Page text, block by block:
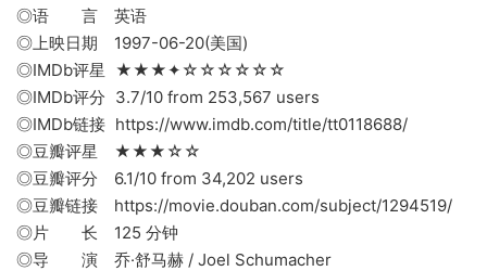
◎语 言 英语
◎上映日期 1997-06-20(美国)
◎IMDb评星 ★★★✦☆☆☆☆☆☆
◎IMDb评分 3.7/10 from 253,567 users
◎IMDb链接 https://www.imdb.com/title/tt0118688/
◎豆瓣评星 ★★★☆☆
◎豆瓣评分 6.1/10 from 34,202 users
◎豆瓣链接 https://movie.douban.com/subject/1294519/
◎片 长 125 分钟
◎导 演 乔·舒马赫 / Joel Schumacher